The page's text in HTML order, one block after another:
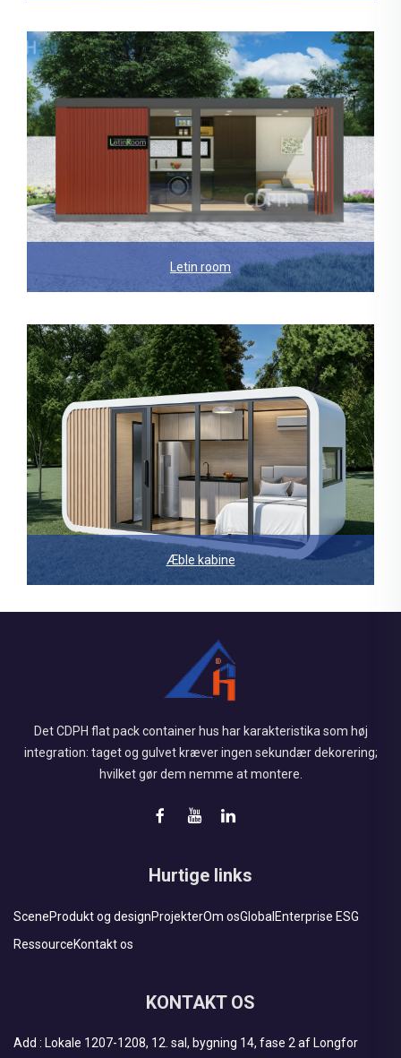
Letin room
Æble kabine
Det CDPH flat pack container hus har karakteristika som høj
integration: taget og gulvet kræver ingen sekundær dekorering;
hvilket gør dem nemme at montere.
Hurtige links
SceneProdukt og designProjekterOm osGlobal Enterprise ESG
RessourceKontakt os
KONTAKT OS
Add : Lokale 1207-1208, 12. sal, bygning 14, fase 2 af Longfor